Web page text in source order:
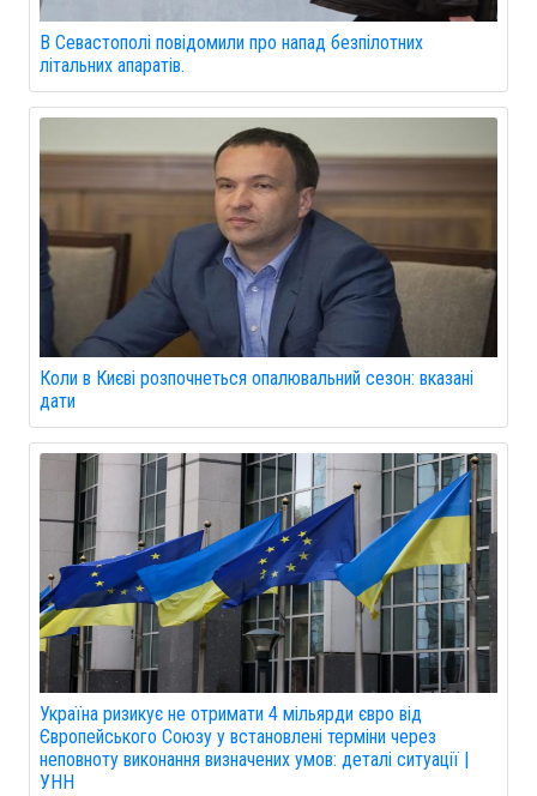
В Севастополі повідомили про напад безпілотних
літальних апаратів.
Коли в Києві розпочнеться опалювальний сезон: вказані
дати
Україна ризикує не отримати 4 мільярди євро від
Європейського Союзу у встановлені терміни через
неповноту виконання визначених умов: деталі ситуації |
УНН